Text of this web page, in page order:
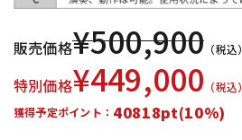
販売価格¥500,900 （税込）
特別価格¥449,000 （税込）
獲得予定ポイント： 40818pt(10%)